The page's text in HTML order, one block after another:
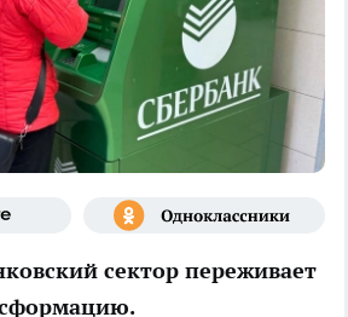
сектор переживает